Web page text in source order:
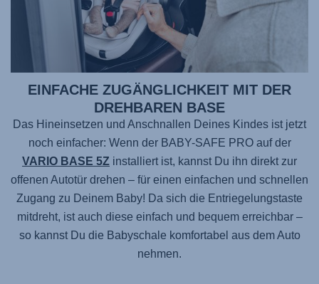
EINFACHE ZUGÄNGLICHKEIT MIT DER
DREHBAREN BASE
Das Hineinsetzen und Anschnallen Deines Kindes ist jetzt
noch einfacher: Wenn der BABY-SAFE PROauf der
VARIO BASE 5Z installiert ist, kannst Du ihn direkt zur
offenen Autotür drehen – für einen einfachen und schnellen
Zugang zu Deinem Baby! Da sich die Entriegelungstaste
mitdreht, ist auch diese einfach und bequem erreichbar –
so kannst Du die Babyschale komfortabel aus dem Auto
nehmen.